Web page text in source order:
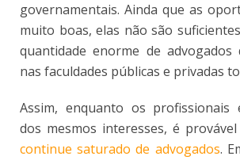
governamentais. Ainda que as
muito boas, elas não são
quantidade enorme de
nas faculdades públicas e privadas
Assim, enquanto os profissionais
dos mesmos interesses, é
continue saturado de advogados.